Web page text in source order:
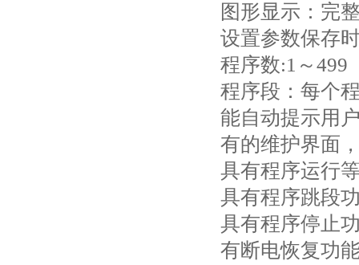
图形显示：完
设置参数保存
程序数:1～499
程序段：每个
能自动提示用
有的维护界面
具有程序运行
具有程序跳段
具有程序停止
有断电恢复功